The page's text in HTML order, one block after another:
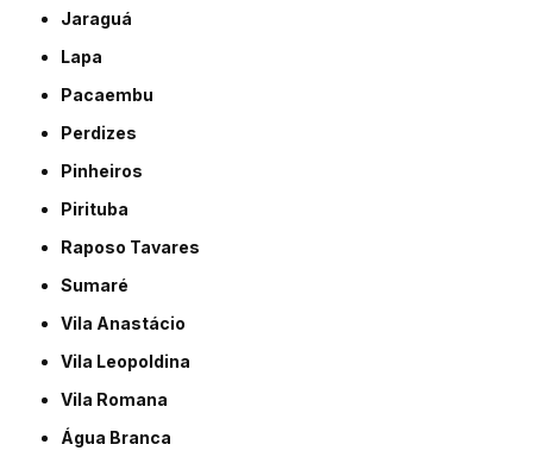
Jaraguá
Lapa
Pacaembu
Perdizes
Pinheiros
Pirituba
Raposo Tavares
Sumaré
Vila Anastácio
Vila Leopoldina
Vila Romana
Água Branca